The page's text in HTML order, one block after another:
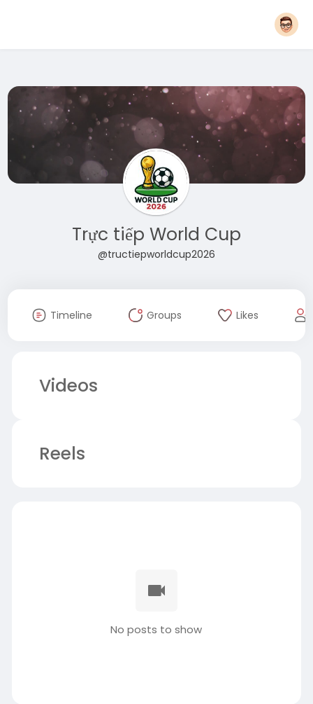
Trực tiếp World Cup
@tructiepworldcup2026
Timeline Groups Likes
Videos
Reels
No posts to show